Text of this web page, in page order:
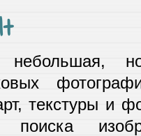
текстуры и
поиска